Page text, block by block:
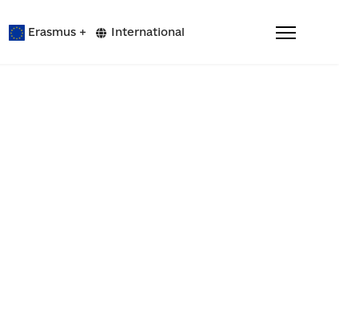
Erasmus + International